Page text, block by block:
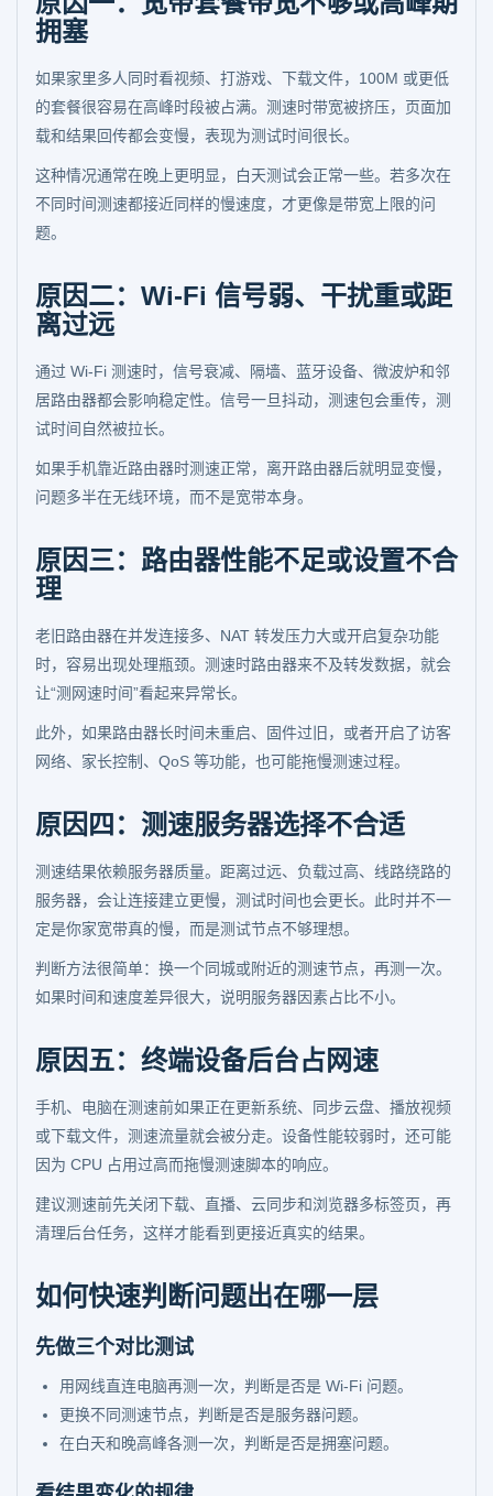
拥塞
如果家里多人同时看视频、打游戏、下载文件，100M 或更低
的套餐很容易在高峰时段被占满。测速时带宽被挤压，页面加
载和结果回传都会变慢，表现为测试时间很长。
这种情况通常在晚上更明显，白天测试会正常一些。若多次在
不同时间测速都接近同样的慢速度，才更像是带宽上限的问
题。
原因二：Wi-Fi 信号弱、干扰重或距
离过远
通过 Wi-Fi 测速时，信号衰减、隔墙、蓝牙设备、微波炉和邻
居路由器都会影响稳定性。信号一旦抖动，测速包会重传，测
试时间自然被拉长。
如果手机靠近路由器时测速正常，离开路由器后就明显变慢，
问题多半在无线环境，而不是宽带本身。
原因三：路由器性能不足或设置不合
理
老旧路由器在并发连接多、NAT 转发压力大或开启复杂功能
时，容易出现处理瓶颈。测速时路由器来不及转发数据，就会
让“测网速时间”看起来异常长。
此外，如果路由器长时间未重启、固件过旧，或者开启了访客
网络、家长控制、QoS 等功能，也可能拖慢测速过程。
原因四：测速服务器选择不合适
测速结果依赖服务器质量。距离过远、负载过高、线路绕路的
服务器，会让连接建立更慢，测试时间也会更长。此时并不一
定是你家宽带真的慢，而是测试节点不够理想。
判断方法很简单：换一个同城或附近的测速节点，再测一次。
如果时间和速度差异很大，说明服务器因素占比不小。
原因五：终端设备后台占网速
手机、电脑在测速前如果正在更新系统、同步云盘、播放视频
或下载文件，测速流量就会被分走。设备性能较弱时，还可能
因为 CPU 占用过高而拖慢测速脚本的响应。
建议测速前先关闭下载、直播、云同步和浏览器多标签页，再
清理后台任务，这样才能看到更接近真实的结果。
如何快速判断问题出在哪一层
先做三个对比测试
用网线直连电脑再测一次，判断是否是 Wi-Fi 问题。
更换不同测速节点，判断是否是服务器问题。
在白天和晚高峰各测一次，判断是否是拥塞问题。